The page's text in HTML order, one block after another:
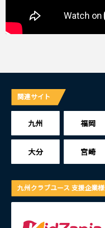
関連サイト
九州 福岡
大分 宮崎
九州クラブユース 支援企業様